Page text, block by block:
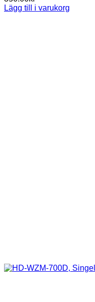
Lägg till i varukorg